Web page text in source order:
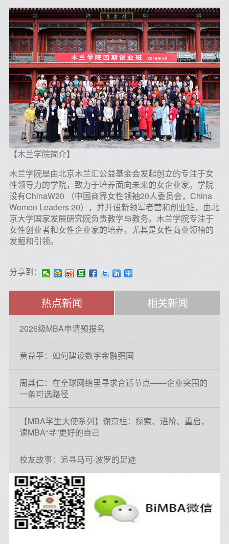
【木兰学院简介】
木兰学院是由北京木兰汇公益基金会发起创立的专注于女
性领导力的学院，致力于培养面向未来的女企业家。学院
设有ChinaW20 （中国商界女性领袖20人委员会，China
Women Leaders 20），并开设新领军者营和创业班，由北
京大学国家发展研究院负责教学与教务。木兰学院专注于
女性创业者和女性企业家的培养，尤其是女性商业领袖的
发掘和引领。
分享到：
热点新闻 相关新闻
2026级MBA申请预报名
黄益平：如何建设数字金融强国
周其仁：在全球网络里寻求合适节点——企业突围的
一条可选路径
【MBA学生大使系列】谢京桓：探索、进阶、重启，
读MBA“寻”更好的自己
校友故事：追寻马可·波罗的足迹